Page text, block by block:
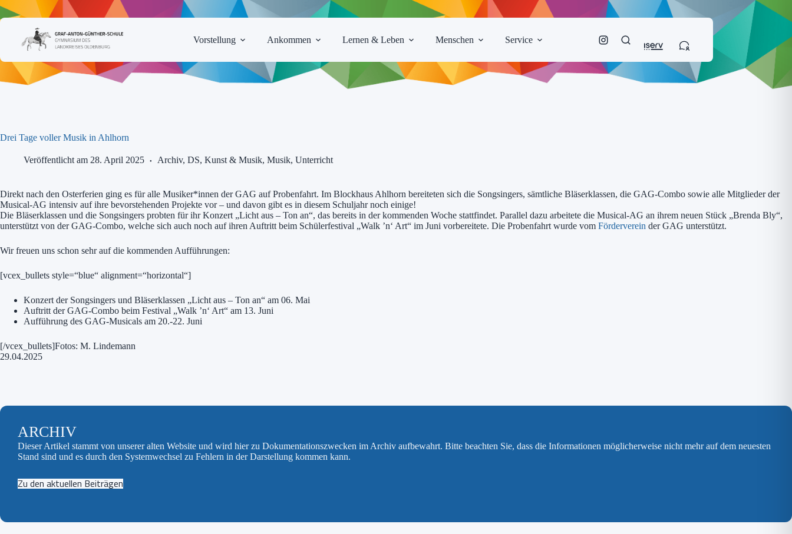
Zum
Inhalt
Vorstellung
Ankommen Lernen & Leben Menschen Service
Drei Tage voller Musik in Ahlhorn
Veröffentlicht am 28. April 2025 Archiv, DS, Kunst & Musik, Musik, Unterricht
Direkt nach den Osterferien ging es für alle Musiker*innen der GAG auf Probenfahrt. Im Blockhaus Ahlhorn bereiteten sich die Songsingers, sämtliche Bläserklassen, die GAG-Combo sowie alle Mitglieder der
Musical-AG intensiv auf ihre bevorstehenden Projekte vor – und davon gibt es in diesem Schuljahr noch einige!
Die Bläserklassen und die Songsingers probten für ihr Konzert „Licht aus – Ton an“, das bereits in der kommenden Woche stattfindet. Parallel dazu arbeitete die Musical-AG an ihrem neuen Stück „Brenda Bly“,
unterstützt von der GAG-Combo, welche sich auch noch auf ihren Auftritt beim Schülerfestival „Walk ’n‘ Art“ im Juni vorbereitete. Die Probenfahrt wurde vom Förderverein der GAG unterstützt.
Wir freuen uns schon sehr auf die kommenden Aufführungen:
[vcex_bullets style=“blue“ alignment=“horizontal“]
Konzert der Songsingers und Bläserklassen „Licht aus – Ton an“ am 06. Mai
Auftritt der GAG-Combo beim Festival „Walk ’n‘ Art“ am 13. Juni
Aufführung des GAG-Musicals am 20.-22. Juni
[/vcex_bullets]Fotos: M. Lindemann
29.04.2025
ARCHIV
Dieser Artikel stammt von unserer alten Website und wird hier zu Dokumentationszwecken im Archiv aufbewahrt. Bitte beachten Sie, dass die Informationen möglicherweise nicht mehr auf dem neuesten
Stand sind und es durch den Systemwechsel zu Fehlern in der Darstellung kommen kann.
Zu den aktuellen Beiträgen